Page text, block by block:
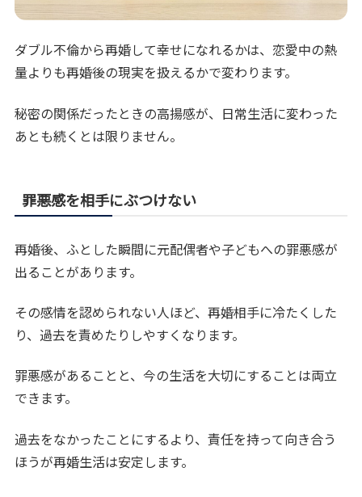
ダブル不倫から再婚して幸せになれるかは、恋愛中の熱
量よりも再婚後の現実を扱えるかで変わります。
秘密の関係だったときの高揚感が、日常生活に変わった
あとも続くとは限りません。
罪悪感を相手にぶつけない
再婚後、ふとした瞬間に元配偶者や子どもへの罪悪感が
出ることがあります。
その感情を認められない人ほど、再婚相手に冷たくした
り、過去を責めたりしやすくなります。
罪悪感があることと、今の生活を大切にすることは両立
できます。
過去をなかったことにするより、責任を持って向き合う
ほうが再婚生活は安定します。